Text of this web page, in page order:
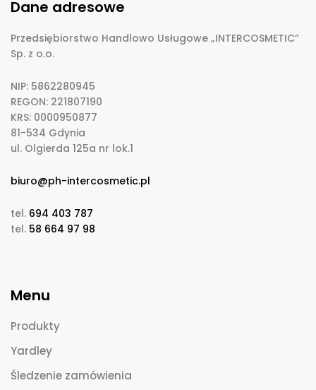
Dane adresowe
Przedsiębiorstwo Handlowo Usługowe „INTERCOSMETIC”
Sp. z o.o.
NIP: 5862280945
REGON: 221807190
KRS: 0000950877
81-534 Gdynia
ul. Olgierda 125a nr lok.1
biuro@ph-intercosmetic.pl
tel. 694 403 787
tel. 58 664 97 98
Menu
Produkty
Yardley
Śledzenie zamówienia